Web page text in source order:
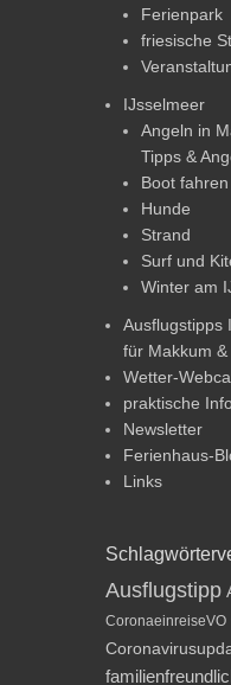
Ferienpark
friesische
IJsselmeer
Angeln in
Tipps &
Boot fahren
Hunde
Strand
Surf und
Winter am
Ausflugstipps
für Makkum
Wetter-
praktische
Newsletter
Ferienhaus-
Links
Ausflugstipp
CoronaeinreiseVO